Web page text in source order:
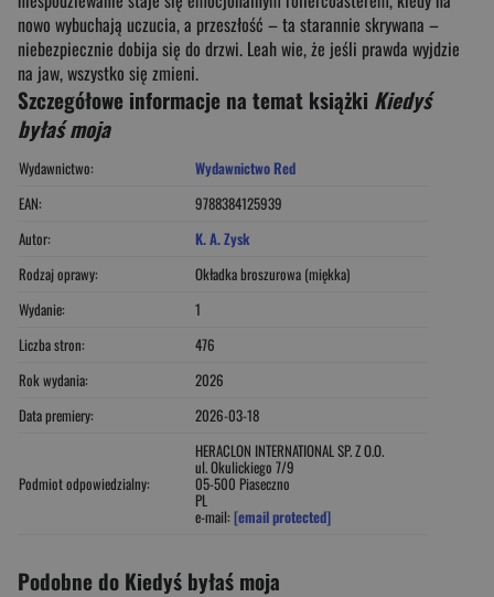
nowo wybuchają uczucia, a przeszłość – ta starannie skrywana –
niebezpiecznie dobija się do drzwi. Leah wie, że jeśli prawda wyjdzie
na jaw, wszystko się zmieni.
Szczegółowe informacje na temat książki Kiedyś
byłaś moja
Wydawnictwo:
Wydawnictwo Red
EAN:
9788384125939
Autor:
K. A. Zysk
Rodzaj oprawy:
Okładka broszurowa (miękka)
Wydanie:
1
Liczba stron:
476
Rok wydania:
2026
Data premiery:
2026-03-18
Podmiot odpowiedzialny:
HERACLON INTERNATIONAL SP. Z O.O.
ul. Okulickiego 7/9
05-500 Piaseczno
PL
e-mail: [email protected]
Podobne do Kiedyś byłaś moja